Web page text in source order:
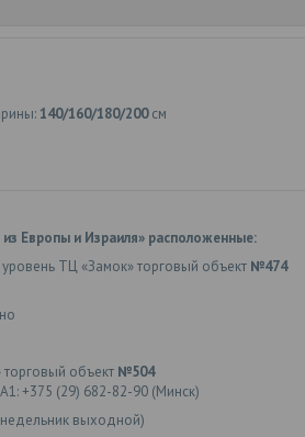
140/160/180/200см
Европы и Израиля» расположенные:
ТЦ «Замок» торговый объект №474
объект №504
+375 (29) 682-82-90 (Минск)
выходной)